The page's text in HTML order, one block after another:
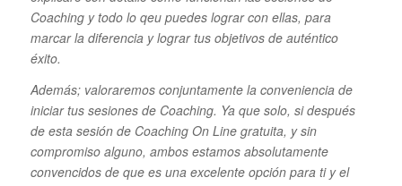
Coaching y todo lo qeu puedes lograr con ellas, para
marcar la diferencia y lograr tus objetivos de auténtico
éxito.
Además; valoraremos conjuntamente la conveniencia de
iniciar tus sesiones de Coaching. Ya que solo, si después
de esta sesión de Coaching On Line gratuita, y sin
compromiso alguno, ambos estamos absolutamente
convencidos de que es una excelente opción para ti y el